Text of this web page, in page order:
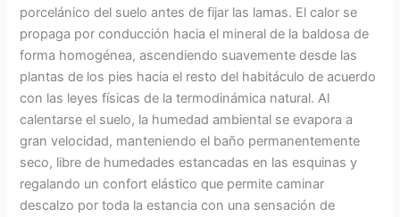
porcelánico del suelo antes de fijar las lamas. El calor se
propaga por conducción hacia el mineral de la baldosa de
forma homogénea, ascendiendo suavemente desde las
plantas de los pies hacia el resto del habitáculo de acuerdo
con las leyes físicas de la termodinámica natural. Al
calentarse el suelo, la humedad ambiental se evapora a
gran velocidad, manteniendo el baño permanentemente
seco, libre de humedades estancadas en las esquinas y
regalando un confort elástico que permite caminar
descalzo por toda la estancia con una sensación de